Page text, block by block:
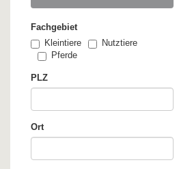
Fachgebiet
Kleintiere
Nutztiere
Pferde
PLZ
Ort